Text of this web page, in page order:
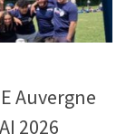
Auvergne
2026